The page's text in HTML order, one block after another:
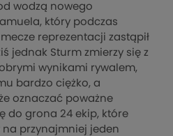
wodzą nowego
który podczas
reprezentacji zastąpił
jednak Sturm zmierzy się z
wynikami rywalem,
bardzo ciężko, a
oznaczać poważne
do grona 24 ekip, które
na przynajmniej jeden